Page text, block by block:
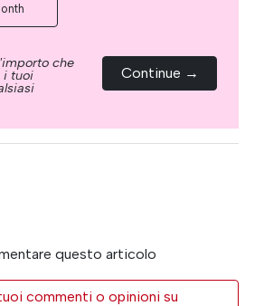
che
i tuoi Continue →
questo articolo
commenti o opinioni su